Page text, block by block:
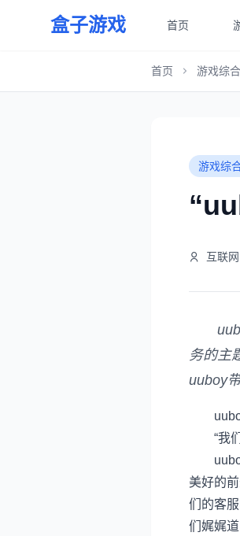
盒子游戏 首页
首页 游戏综
游戏综
互联网
务的主
uuboy
“我们
uuboy
美好的
们的客
们娓娓